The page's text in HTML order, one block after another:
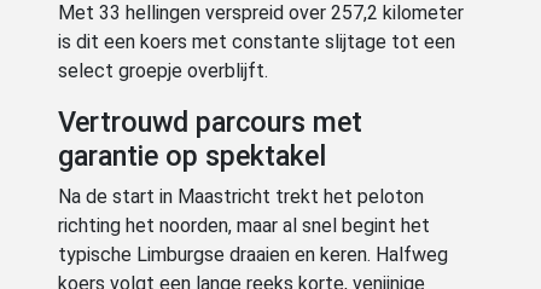
Met 33 hellingen verspreid over 257,2 kilometer
is dit een koers met constante slijtage tot een
select groepje overblijft.
Vertrouwd parcours met
garantie op spektakel
Na de start in Maastricht trekt het peloton
richting het noorden, maar al snel begint het
typische Limburgse draaien en keren. Halfweg
koers volgt een lange reeks korte, venijnige